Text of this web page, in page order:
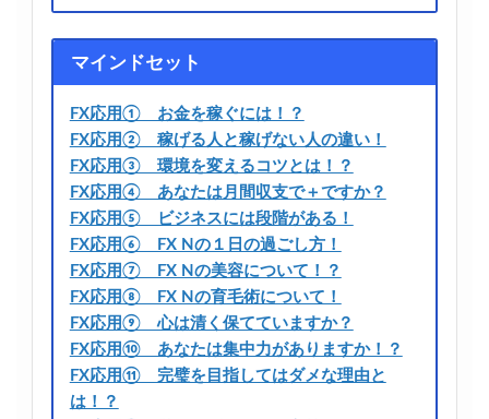
マインドセット
FX応用① お金を稼ぐには！？
FX応用② 稼げる人と稼げない人の違い！
FX応用③ 環境を変えるコツとは！？
FX応用④ あなたは月間収支で＋ですか？
FX応用⑤ ビジネスには段階がある！
FX応用⑥ FX Nの１日の過ごし方！
FX応用⑦ FX Nの美容について！？
FX応用⑧ FX Nの育毛術について！
FX応用⑨ 心は清く保てていますか？
FX応用⑩ あなたは集中力がありますか！？
FX応用⑪ 完璧を目指してはダメな理由と
は！？